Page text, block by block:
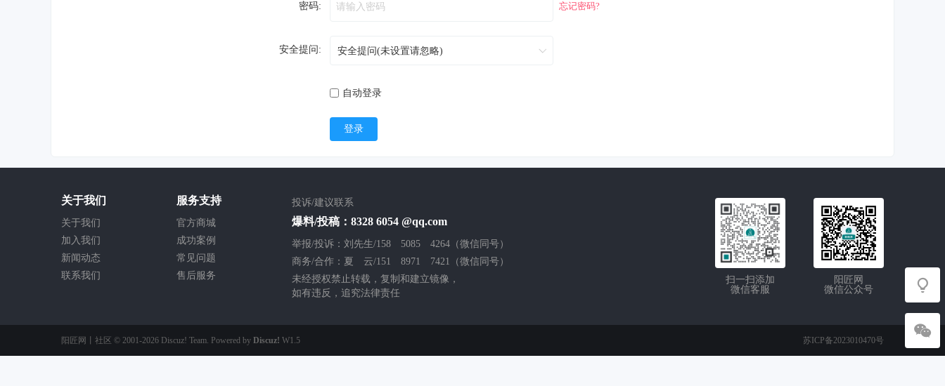
密码: 忘记密码?
安全提问:
自动登录
登录
关于我们
关于我们
加入我们
新闻动态
联系我们
服务支持
官方商城
成功案例
常见问题
售后服务
投诉/建议联系
爆料/投稿：8328 6054 @qq.com
举报/投诉：刘先生/158 5085 4264（微信同号）
商务/合作：夏 云/151 8971 7421（微信同号）
未经授权禁止转载，复制和建立镜像，
如有违反，追究法律责任
阳匠网
微信公众号
扫一扫添加
微信客服
阳匠网丨社区 © 2001-2026 Discuz! Team. Powered by Discuz! W1.5 苏ICP备2023010470号